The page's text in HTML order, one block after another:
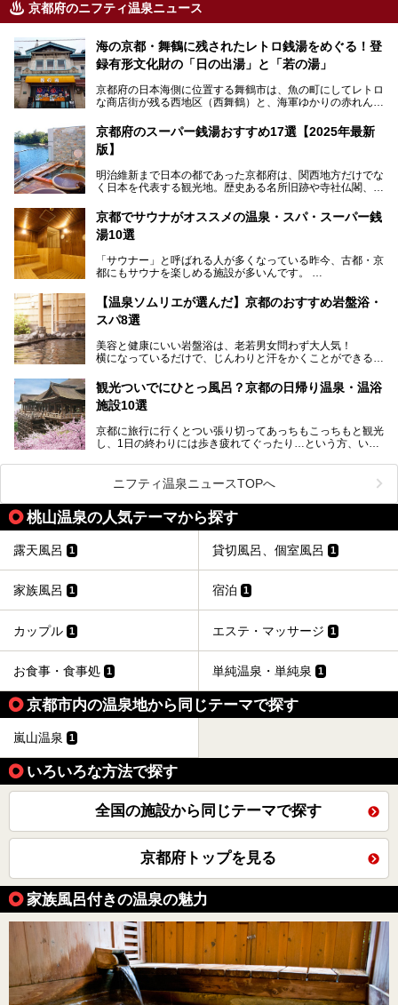
京都府のニフティ温泉ニュース
海の京都・舞鶴に残されたレトロ銭湯をめぐる！登
録有形文化財の「日の出湯」と「若の湯」
京都府の日本海側に位置する舞鶴市は、魚の町にしてレトロ
な商店街が残る西地区（西舞鶴）と、海軍ゆかりの赤れんが
ます。今回案内するのは西地区に今も残る2軒の銭湯「日の
出湯」と「若の湯」。いずれも国の登録有形文化財に指定さ
れた歴史ある建物でありながら、今も現役のお風呂屋さんで
漁師町や商店街で働く人々を支えてきたこの2軒の銭湯とと
ます。
───
この記事は京都府舞鶴市のPR記事です。
京都府のスーパー銭湯おすすめ17選【2025年最新
版】
明治維新まで日本の都であった京都府は、関西地方だけでな
く日本を代表する観光地。歴史ある名所旧跡や寺社仏閣、そ
今回は、そんな京都府で2025年現在おすすめのスーパー銭
湯を紹介します。
部でレジャー気分を満喫できる温泉施設まで、好みのスーパ
ー銭湯を探してみてくださいね。
京都でサウナがオススメの温泉・スパ・スーパー銭
湯10選
「サウナー」と呼ばれる人が多くなっている昨今、古都・京
都にもサウナを楽しめる施設が多いんです。
自分の好きなサウナを探すのもいいですが、さまざまなサウ
ナを体感してみたいですよね。
のある温浴施設を紹介します。
ウナを楽しみましょう！
【温泉ソムリエが選んだ】京都のおすすめ岩盤浴・
スパ8選
美容と健康にいい岩盤浴は、老若男女問わず大人気！
横になっているだけで、じんわりと汗をかくことができるの
地元の方はもちろん、旅先としても人気の京都。
観光のついでに岩盤浴のある温泉に浸かってリフレッシュす
今回は京都にある岩盤浴のある施設をピックアップしてご紹
観光ついでにひとっ風呂？京都の日帰り温泉・温浴
施設10選
京都に旅行に行くとつい張り切ってあっちもこっちもと観光
し、1日の終わりには歩き疲れてぐったり…という方、いま
そんな疲れた身体には温泉です！京都には、市内にも郊外に
も素晴らしい温泉がたくさんあります。そこで、日帰り利用
できるおすすめの温泉・温浴施設をまとめてみました。
ニフティ温泉ニュースTOPへ
桃山温泉の人気テーマから探す
露天風呂 1 貸切風呂、個室風呂 1
家族風呂 1 宿泊 1
カップル 1 エステ・マッサージ 1
お食事・食事処 1 単純温泉・単純泉 1
京都市内の温泉地から同じテーマで探す
嵐山温泉 1
いろいろな方法で探す
全国の施設から同じテーマで探す
京都府トップを見る
家族風呂付きの温泉の魅力